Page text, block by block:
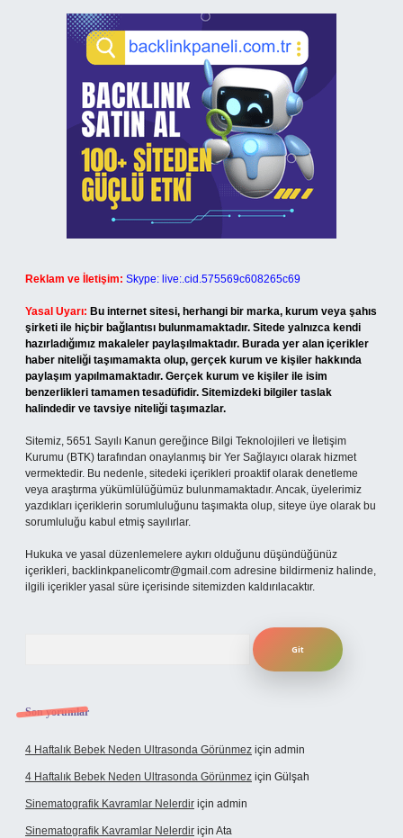
Reklam ve İletişim: Skype: live:.cid.575569c608265c69
Yasal Uyarı: Bu internet sitesi, herhangi bir marka, kurum veya şahıs
şirketi ile hiçbir bağlantısı bulunmamaktadır. Sitede yalnızca kendi
hazırladığımız makaleler paylaşılmaktadır. Burada yer alan içerikler
haber niteliği taşımamakta olup, gerçek kurum ve kişiler hakkında
paylaşım yapılmamaktadır. Gerçek kurum ve kişiler ile isim
benzerlikleri tamamen tesadüfidir. Sitemizdeki bilgiler taslak
halindedir ve tavsiye niteliği taşımazlar.
Sitemiz, 5651 Sayılı Kanun gereğince Bilgi Teknolojileri ve İletişim
Kurumu (BTK) tarafından onaylanmış bir Yer Sağlayıcı olarak hizmet
vermektedir. Bu nedenle, sitedeki içerikleri proaktif olarak denetleme
veya araştırma yükümlülüğümüz bulunmamaktadır. Ancak, üyelerimiz
yazdıkları içeriklerin sorumluluğunu taşımakta olup, siteye üye olarak bu
sorumluluğu kabul etmiş sayılırlar.
Hukuka ve yasal düzenlemelere aykırı olduğunu düşündüğünüz
içerikleri, backlinkpanelicomtr@gmail.com adresine bildirmeniz halinde,
ilgili içerikler yasal süre içerisinde sitemizden kaldırılacaktır.
Son yorumlar
4 Haftalık Bebek Neden Ultrasonda Görünmez için admin
4 Haftalık Bebek Neden Ultrasonda Görünmez için Gülşah
Sinematografik Kavramlar Nelerdir için admin
Sinematografik Kavramlar Nelerdir için Ata